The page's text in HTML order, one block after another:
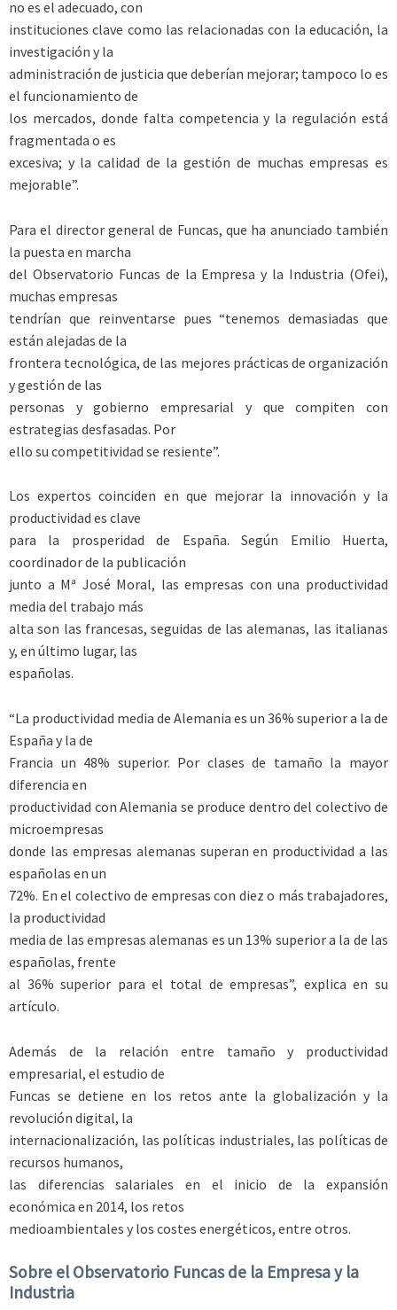
no es el adecuado, con
instituciones clave como las relacionadas con la educación, la
investigación y la
administración de justicia que deberían mejorar; tampoco lo es
el funcionamiento de
los mercados, donde falta competencia y la regulación está
fragmentada o es
excesiva; y la calidad de la gestión de muchas empresas es
mejorable”.
Para el director general de Funcas, que ha anunciado también
la puesta en marcha
del Observatorio Funcas de la Empresa y la Industria (Ofei),
muchas empresas
tendrían que reinventarse pues “tenemos demasiadas que
están alejadas de la
frontera tecnológica, de las mejores prácticas de organización
y gestión de las
personas y gobierno empresarial y que compiten con
estrategias desfasadas. Por
ello su competitividad se resiente”.
Los expertos coinciden en que mejorar la innovación y la
productividad es clave
para la prosperidad de España. Según Emilio Huerta,
coordinador de la publicación
junto a Mª José Moral, las empresas con una productividad
media del trabajo más
alta son las francesas, seguidas de las alemanas, las italianas
y, en último lugar, las
españolas.
“La productividad media de Alemania es un 36% superior a la de
España y la de
Francia un 48% superior. Por clases de tamaño la mayor
diferencia en
productividad con Alemania se produce dentro del colectivo de
microempresas
donde las empresas alemanas superan en productividad a las
españolas en un
72%. En el colectivo de empresas con diez o más trabajadores,
la productividad
media de las empresas alemanas es un 13% superior a la de las
españolas, frente
al 36% superior para el total de empresas”, explica en su
artículo.
Además de la relación entre tamaño y productividad
empresarial, el estudio de
Funcas se detiene en los retos ante la globalización y la
revolución digital, la
internacionalización, las políticas industriales, las políticas de
recursos humanos,
las diferencias salariales en el inicio de la expansión
económica en 2014, los retos
medioambientales y los costes energéticos, entre otros.
Sobre el Observatorio Funcas de la Empresa y la
Industria